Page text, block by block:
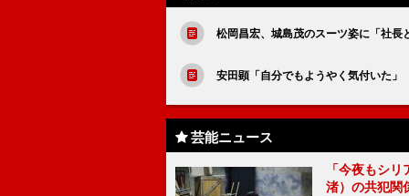
松岡昌宏、城島茂のスーツ姿に「社
安田顕「自分でもようやく気付いた
芸能ニュース
「今夜もシ
渚）の共犯関